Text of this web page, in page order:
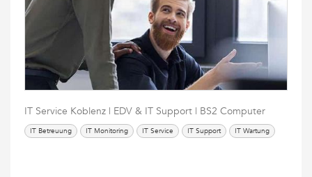
IT Service Koblenz | EDV & IT Support | BS2 Computer
IT Betreuung IT Monitoring IT Service IT Support IT Wartung